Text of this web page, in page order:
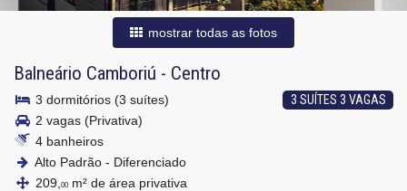
mostrar todas as fotos
Balneário Camboriú - Centro
3 SUÍTES 3 VAGAS
3 dormitórios (3 suítes)
2 vagas (Privativa)
4 banheiros
Alto Padrão - Diferenciado
209, 00m² de área privativa